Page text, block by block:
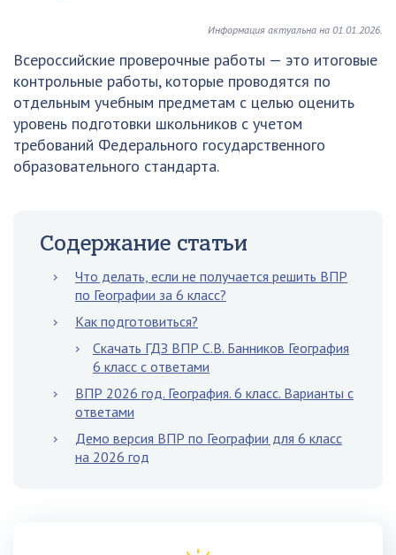
Информация актуальна на 01.01.2026.
Всероссийские проверочные работы — это итоговые
контрольные работы, которые проводятся по
отдельным учебным предметам с целью оценить
уровень подготовки школьников с учетом
требований Федерального государственного
образовательного стандарта.
Содержание статьи
Что делать, если не получается решить ВПР
по Географии за 6 класс?
Как подготовиться?
Скачать ГДЗ ВПР С.В. Банников География
6 класс с ответами
ВПР 2026 год. География. 6 класс. Варианты с
ответами
Демо версия ВПР по Географии для 6 класс
на 2026 год